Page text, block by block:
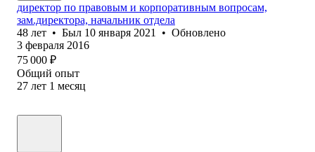
директор по правовым и корпоративным вопросам,
зам.директора, начальник отдела
48 лет • Был 10 января 2021 • Обновлено
3 февраля 2016
75 000 ₽
Общий опыт
27 лет 1 месяц